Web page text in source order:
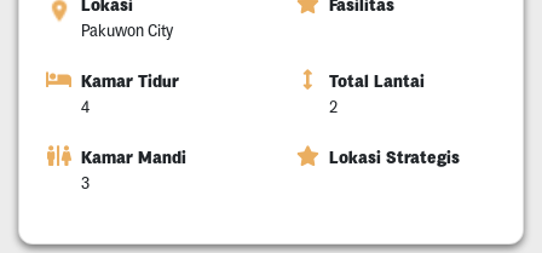
Lokasi
Pakuwon City
Fasilitas
Kamar Tidur
4
Total Lantai
2
Kamar Mandi
3
Lokasi Strategis